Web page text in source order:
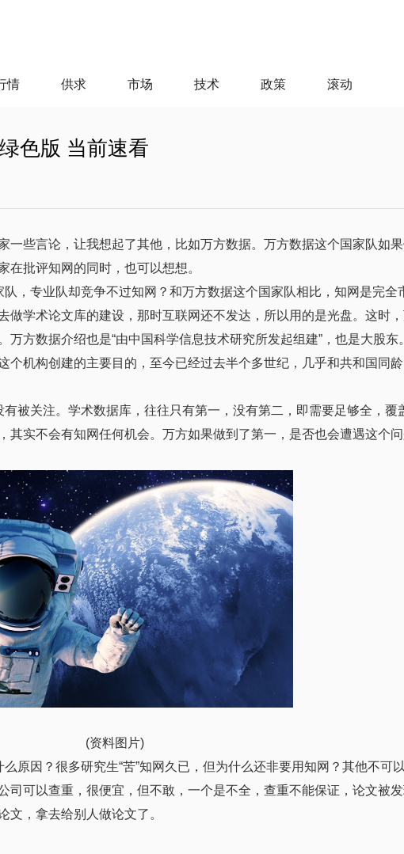
情 供求 市场 技术 政策 滚动
色版 当前速看
一些言论，让我想起了其他，比如万方数据。万方数据这个国家队如
批评知网的同时，也可以想想。
，专业队却竞争不过知网？和万方数据这个国家队相比，知网是完全
学术论文库的建设，那时互联网还不发达，所以用的是光盘。这时，
方数据介绍也是“由中国科学信息技术研究所发起组建”，也是大股东
个机构创建的主要目的，至今已经过去半个多世纪，几乎和共和国同
被关注。学术数据库，往往只有第一，没有第二，即需要足够全，覆
其实不会有知网任何机会。万方如果做到了第一，是否也会遭遇这个
(资料图片)
原因？很多研究生“苦”知网久已，但为什么还非要用知网？其他不可
司可以查重，很便宜，但不敢，一个是不全，查重不能保证，论文被
文，拿去给别人做论文了。